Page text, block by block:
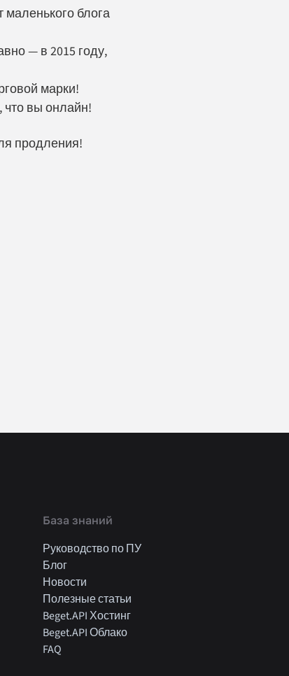
блога
— в 2015 году,
марки!
что вы онлайн!
продления!
База знаний
Руководство по ПУ
Блог
Новости
Полезные статьи
Beget.API Хостинг
Beget.API Облако
FAQ